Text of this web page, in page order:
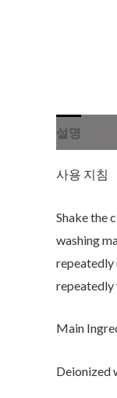
설명
사용 지침
Shake the
washing
repeatedly
repeatedly
Main
Deionized